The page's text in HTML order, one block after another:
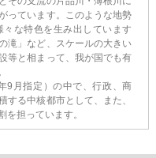
っています。このような地勢
な特色を生み出しています
滝」など、スケールの大きい
等と相まって、我が国でも有
9月指定）の中で、行政、商
する中核都市として、また、
担っています。